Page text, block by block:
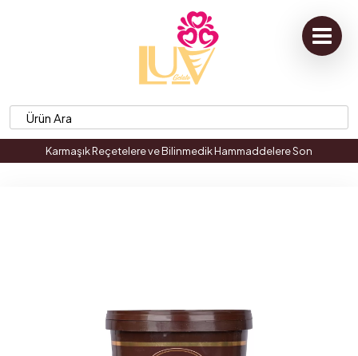
Karmaşık Reçetelere ve Bilinmedik Hammaddelere Son